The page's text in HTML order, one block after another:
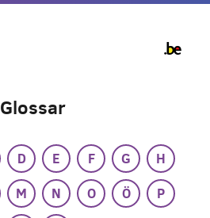
Glossar
D E F G
H
M N O Ö
P